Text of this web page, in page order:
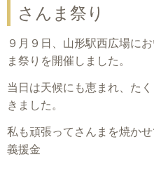
さんま祭り
９月９日、山形駅西広場に
ま祭りを開催しました。
当日は天候にも恵まれ、た
きました。
私も頑張ってさんまを焼か
義援金